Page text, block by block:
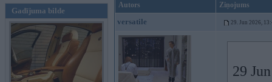
Gadījuma bilde
Autors Ziņojums
versatile 29. Jun 2026,
29